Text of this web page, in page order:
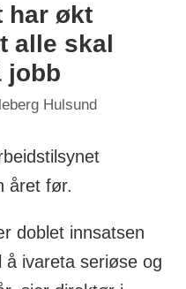
har økt
alle skal
jobb
Hulsund
året før.
doblet innsatsen
ivareta seriøse og